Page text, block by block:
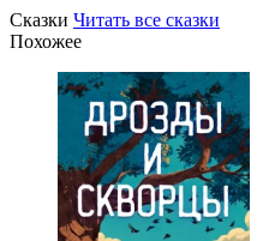
Сказки Читать все сказки
Похожее